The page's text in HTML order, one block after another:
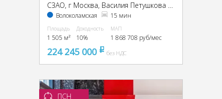
Волоколамская 15 мин
Площадь
1 505 м²
Доходность
10%
МАП
1 868 708 руб/мес
224 245 000 pуббез НДС
ПСН